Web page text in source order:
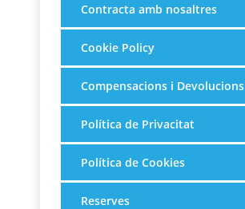
Contracta amb nosaltres
Cookie Policy
Compensacions i Devolucions
Política de Privacitat
Política de Cookies
Reserves